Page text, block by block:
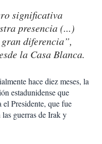
significativa
presencia (...)
diferencia”,
la Casa Blanca.
hace diez meses, la
estadunidense que
el Presidente, que fue
guerras de Irak y